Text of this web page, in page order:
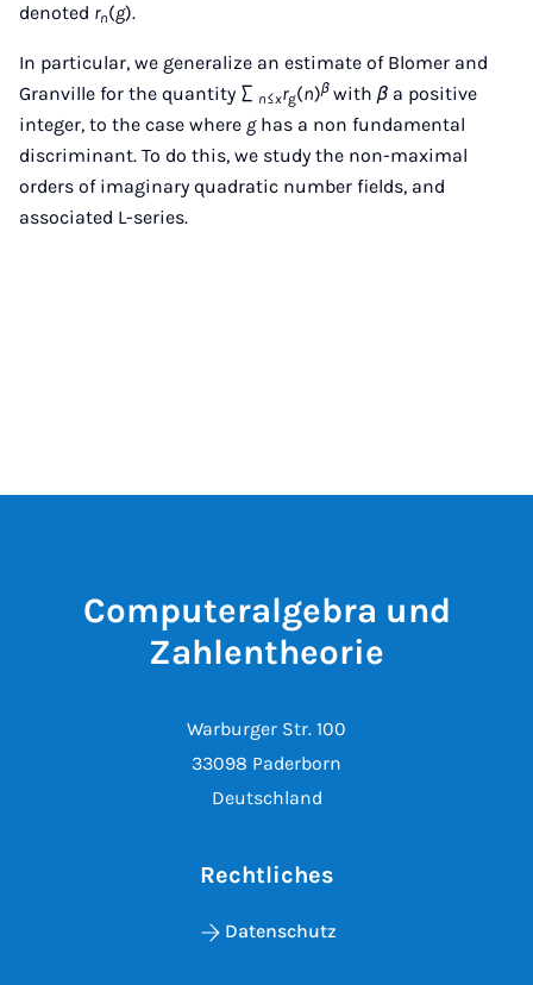
denoted rn(g).
In particular, we generalize an estimate of Blomer and
Granville for the quantity ∑ n≤xrg(n)β with β a positive
integer, to the case where ghas a non fundamental
discriminant. To do this, we study the non-maximal
orders of imaginary quadratic number fields, and
associated L-series.
Computeralgebra und
Zahlentheorie
Warburger Str. 100
33098 Paderborn
Deutschland
Rechtliches
Datenschutz